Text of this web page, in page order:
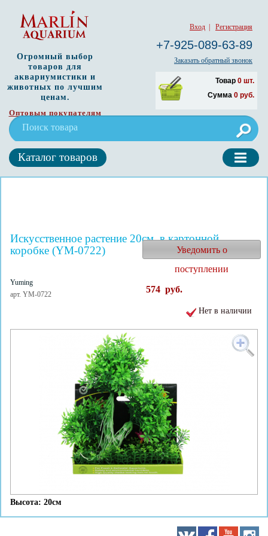
Вход Регистрация
+7-925-089-63-89
Заказать обратный звонок
Товар 0 шт.
Сумма 0 руб.
Огромный выбор
товаров для
аквариумистики и
животных по лучшим
ценам.
Оптовым покупателям
Каталог товаров
Искусственное растение 20см, в картонной
коробке (YM-0722)
Yuming
арт. YM-0722
Уведомить о
поступлении
574 руб.
Нет в наличии
Высота: 20см